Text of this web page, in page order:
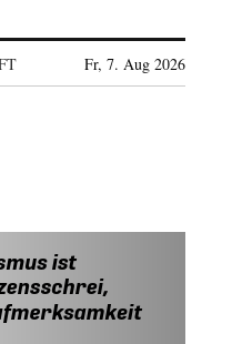
Fr, 7. Aug 2026